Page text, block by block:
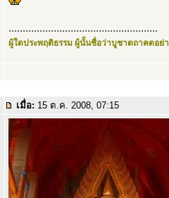
.....................................................
ผู้ใดประพฤติธรรม ผู้นั้นชื่อว่าบูชาตถาคตอย่า
เมื่อ: 15 ต.ค. 2008, 07:15